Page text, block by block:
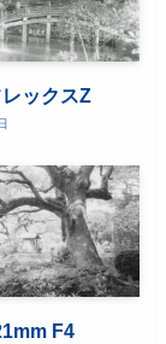
ックスZ
F4